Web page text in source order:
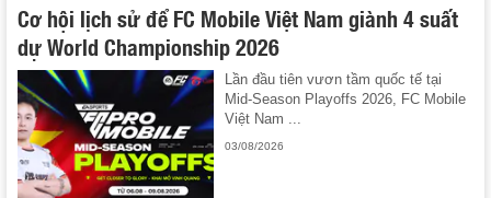
Cơ hội lịch sử để FC Mobile Việt Nam giành 4 suất
dự World Championship 2026
Lần đầu tiên vươn tầm quốc tế tại
Mid-Season Playoffs 2026, FC Mobile
Việt Nam ...
03/08/2026